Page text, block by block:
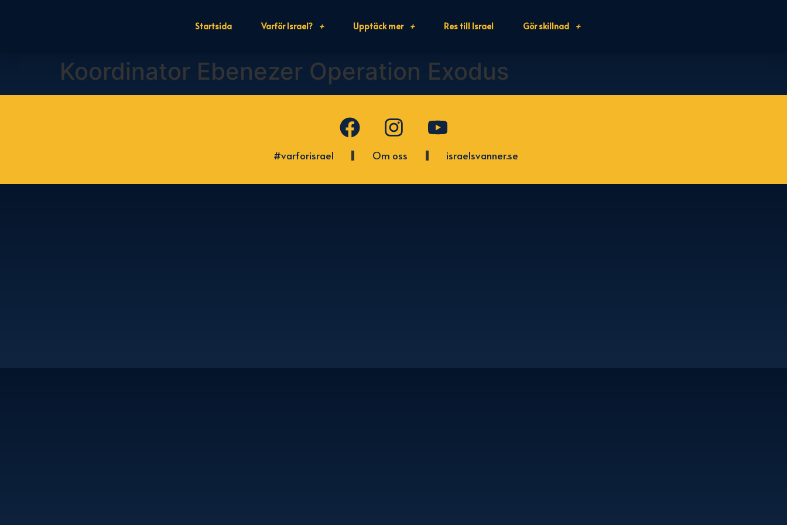
Startsida Varför Israel? Upptäck mer Res till Israel Gör skillnad
Koordinator Ebenezer Operation Exodus
#varforisrael Om oss israelsvanner.se